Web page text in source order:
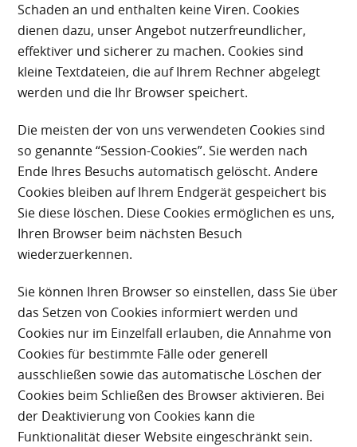
Schaden an und enthalten keine Viren. Cookies
dienen dazu, unser Angebot nutzerfreundlicher,
effektiver und sicherer zu machen. Cookies sind
kleine Textdateien, die auf Ihrem Rechner abgelegt
werden und die Ihr Browser speichert.
Die meisten der von uns verwendeten Cookies sind
so genannte “Session-Cookies”. Sie werden nach
Ende Ihres Besuchs automatisch gelöscht. Andere
Cookies bleiben auf Ihrem Endgerät gespeichert bis
Sie diese löschen. Diese Cookies ermöglichen es uns,
Ihren Browser beim nächsten Besuch
wiederzuerkennen.
Sie können Ihren Browser so einstellen, dass Sie über
das Setzen von Cookies informiert werden und
Cookies nur im Einzelfall erlauben, die Annahme von
Cookies für bestimmte Fälle oder generell
ausschließen sowie das automatische Löschen der
Cookies beim Schließen des Browser aktivieren. Bei
der Deaktivierung von Cookies kann die
Funktionalität dieser Website eingeschränkt sein.